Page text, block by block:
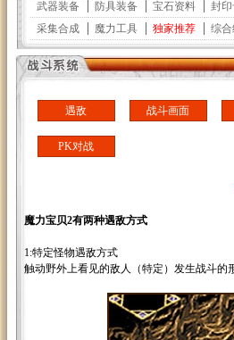
遇敌 战斗画面
PK对战
魔力宝贝2有两种遇敌方式
1:特定怪物遇敌方式
触动野外上看见的敌人（特定）发生战斗的